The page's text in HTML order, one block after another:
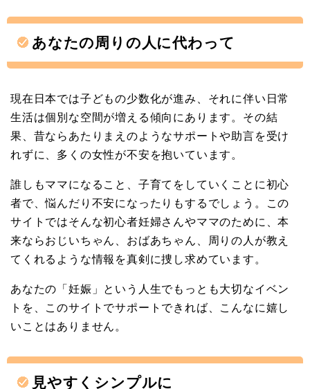
あなたの周りの人に代わって
現在日本では子どもの少数化が進み、それに伴い日常
生活は個別な空間が増える傾向にあります。その結
果、昔ならあたりまえのようなサポートや助言を受け
れずに、多くの女性が不安を抱いています。
誰しもママになること、子育てをしていくことに初心
者で、悩んだり不安になったりもするでしょう。この
サイトではそんな初心者妊婦さんやママのために、本
来ならおじいちゃん、おばあちゃん、周りの人が教え
てくれるような情報を真剣に捜し求めています。
あなたの「妊娠」という人生でもっとも大切なイベン
トを、このサイトでサポートできれば、こんなに嬉し
いことはありません。
見やすくシンプルに